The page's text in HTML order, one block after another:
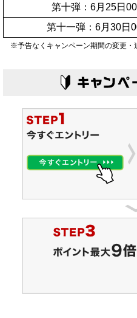
第十弾：6月25日
第十一弾：6月30日
※予告なくキャンペーン期間の変更・